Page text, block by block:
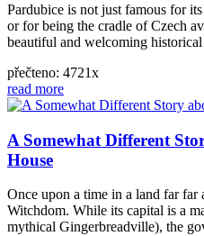
Pardubice is not just famous for
or for being the cradle of Czech
beautiful and welcoming
přečteno: 4721x
read more
A Somewhat Different
House
Once upon a time in a land far far
Witchdom. While its capital is a
mythical Gingerbreadville), the